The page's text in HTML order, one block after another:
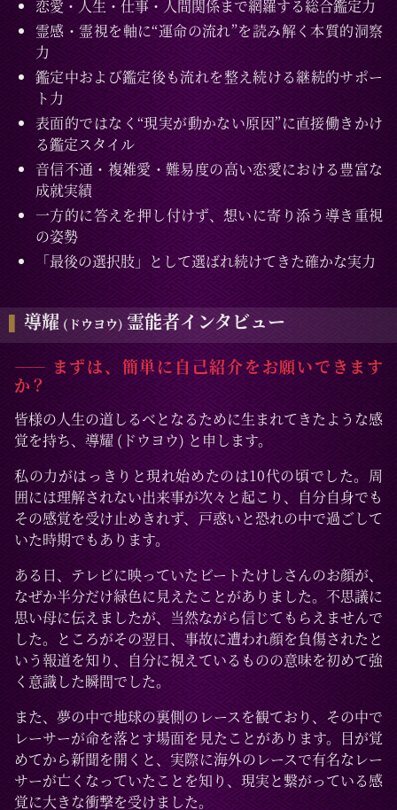
恋愛・人生・仕事・人間関係まで網羅する総合鑑定力
霊感・霊視を軸に“運命の流れ”を読み解く本質的洞察
力
鑑定中および鑑定後も流れを整え続ける継続的サポー
ト力
表面的ではなく“現実が動かない原因”に直接働きかけ
る鑑定スタイル
音信不通・複雑愛・難易度の高い恋愛における豊富な
成就実績
一方的に答えを押し付けず、想いに寄り添う導き重視
の姿勢
「最後の選択肢」として選ばれ続けてきた確かな実力
導耀 (ドウヨウ) 霊能者インタビュー
―― まずは、簡単に自己紹介をお願いできます
か？
皆様の人生の道しるべとなるために生まれてきたような感
覚を持ち、導耀 (ドウヨウ) と申します。
私の力がはっきりと現れ始めたのは10代の頃でした。周
囲には理解されない出来事が次々と起こり、自分自身でも
その感覚を受け止めきれず、戸惑いと恐れの中で過ごして
いた時期でもあります。
ある日、テレビに映っていたビートたけしさんのお顔が、
なぜか半分だけ緑色に見えたことがありました。不思議に
思い母に伝えましたが、当然ながら信じてもらえませんで
した。ところがその翌日、事故に遭われ顔を負傷されたと
いう報道を知り、自分に視えているものの意味を初めて強
く意識した瞬間でした。
また、夢の中で地球の裏側のレースを観ており、その中で
レーサーが命を落とす場面を見たことがあります。目が覚
めてから新聞を開くと、実際に海外のレースで有名なレー
サーが亡くなっていたことを知り、現実と繋がっている感
覚に大きな衝撃を受けました。